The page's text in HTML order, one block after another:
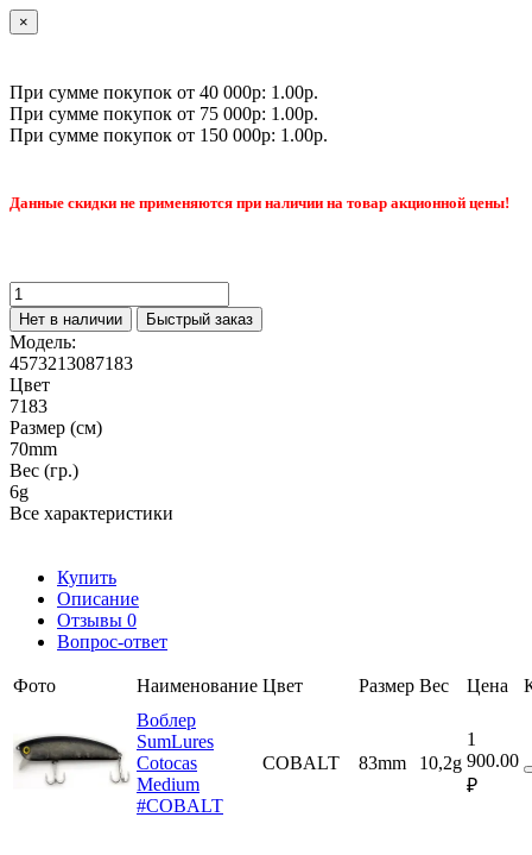
×
При сумме покупок от 40 000р: 1.00р.
При сумме покупок от 75 000р: 1.00р.
При сумме покупок от 150 000р: 1.00р.
Данные скидки не применяются при наличии на товар акционной цены!
Нет в наличии Быстрый заказ
Модель:
4573213087183
Цвет
7183
Размер (см)
70mm
Вес (гр.)
6g
Все характеристики
Купить
Описание
Отзывы 0
Вопрос-ответ
Фото Наименование Цвет Размер Вес Цена
Воблер
SumLures
Cotocas
Medium
#COBALT
COBALT 83mm 10,2g
1
900.00
₽